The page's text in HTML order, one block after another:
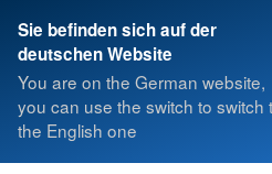
Sie befinden sich auf der
deutschen Website
You are on the German website,
you can use the switch to switch
the English one